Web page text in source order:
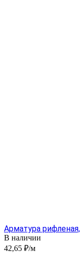
Арматура
В наличии
42,65 ₽/м